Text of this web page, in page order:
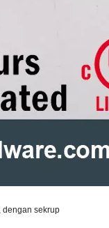
dengan sekrup